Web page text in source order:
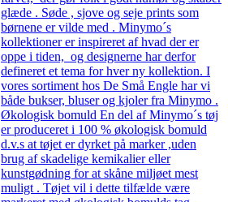
glæde . Søde , sjove og seje prints som
børnene er vilde med . Minymo´s
kollektioner er inspireret af hvad der er
oppe i tiden, og designerne har derfor
defineret et tema for hver ny kollektion. I
vores sortiment hos De Små Engle har vi
både bukser, bluser og kjoler fra Minymo .
Økologisk bomuld En del af Minymo´s tøj
er produceret i 100 % økologisk bomuld
d.v.s at tøjet er dyrket på marker ,uden
brug af skadelige kemikalier eller
kunstgødning for at skåne miljøet mest
muligt . Tøjet vil i dette tilfælde være